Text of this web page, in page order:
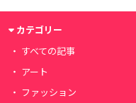
カテゴリー
すべての記事
アート
ファッション